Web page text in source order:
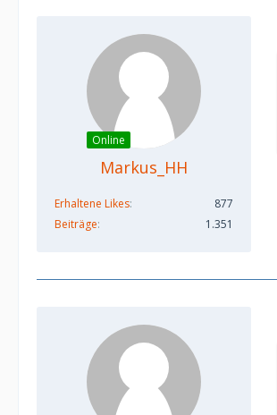
Online
Markus_HH
Erhaltene Likes
877
Beiträge
1.351